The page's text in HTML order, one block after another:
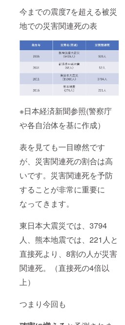
今までの震度7を超える被災
地での災害関連死の表
※日本経済新聞参照(警察庁
や各自治体を基に作成）
表を見ても一目瞭然です
が、災害関連死の割合は高
いです。災害関連死を予防
することが非常に重要に
なってきます。
東日本大震災では、3794
人、熊本地震では、221人と
直接死より、8割の人が災害
関連死。（直接死の4倍以
上）
つまり今回も